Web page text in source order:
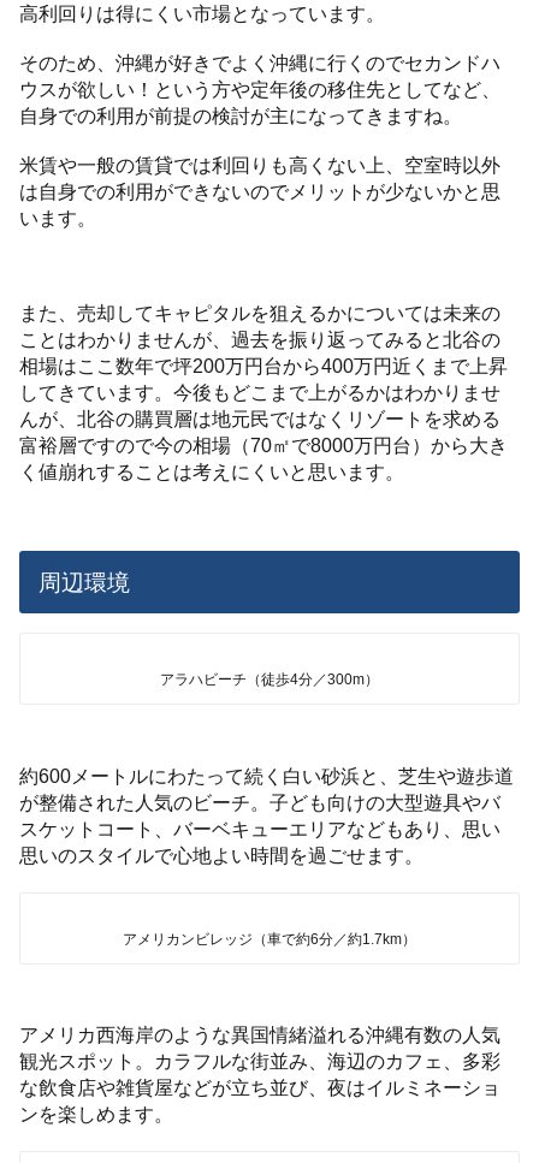
高利回りは得にくい市場となっています。
そのため、沖縄が好きでよく沖縄に行くのでセカンドハ
ウスが欲しい！という方や定年後の移住先としてなど、
自身での利用が前提の検討が主になってきますね。
米賃や一般の賃貸では利回りも高くない上、空室時以外
は自身での利用ができないのでメリットが少ないかと思
います。
また、売却してキャピタルを狙えるかについては未来の
ことはわかりませんが、過去を振り返ってみると北谷の
相場はここ数年で坪200万円台から400万円近くまで上昇
してきています。今後もどこまで上がるかはわかりませ
んが、北谷の購買層は地元民ではなくリゾートを求める
富裕層ですので今の相場（70㎡で8000万円台）から大き
く値崩れすることは考えにくいと思います。
周辺環境
アラハビーチ（徒歩4分／300m）
約600メートルにわたって続く白い砂浜と、芝生や遊歩道
が整備された人気のビーチ。子ども向けの大型遊具やバ
スケットコート、バーベキューエリアなどもあり、思い
思いのスタイルで心地よい時間を過ごせます。
アメリカンビレッジ（車で約6分／約1.7km）
アメリカ西海岸のような異国情緒溢れる沖縄有数の人気
観光スポット。カラフルな街並み、海辺のカフェ、多彩
な飲食店や雑貨屋などが立ち並び、夜はイルミネーショ
ンを楽しめます。